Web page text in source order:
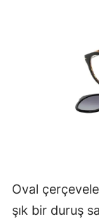
Oval
şık bir duruş